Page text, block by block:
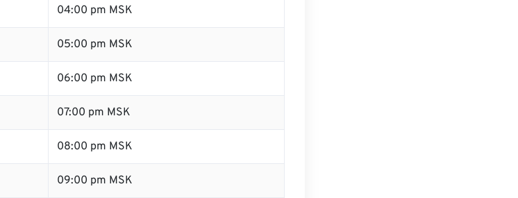
04:00 pm MSK
05:00 pm MSK
06:00 pm MSK
07:00 pm MSK
08:00 pm MSK
09:00 pm MSK